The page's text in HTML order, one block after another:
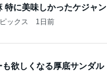
特に美味しかったケジャン
ックス 1日前
も欲しくなる厚底サンダル